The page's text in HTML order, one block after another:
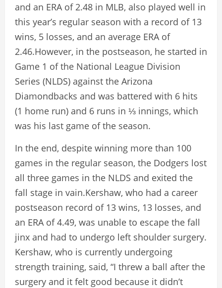
and an ERA of 2.48 in MLB, also played well in
this year’s regular season with a record of 13
wins, 5 losses, and an average ERA of
2.46.However, in the postseason, he started in
Game 1 of the National League Division
Series (NLDS) against the Arizona
Diamondbacks and was battered with 6 hits
(1 home run) and 6 runs in ⅓ innings, which
was his last game of the season.
In the end, despite winning more than 100
games in the regular season, the Dodgers lost
all three games in the NLDS and exited the
fall stage in vain.Kershaw, who had a career
postseason record of 13 wins, 13 losses, and
an ERA of 4.49, was unable to escape the fall
jinx and had to undergo left shoulder surgery.
Kershaw, who is currently undergoing
strength training, said, “I threw a ball after the
surgery and it felt good because it didn’t